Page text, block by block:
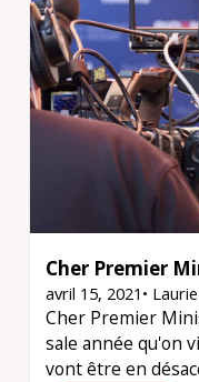
Cher Premier
avril 15, 2021 •
Cher Premier
sale année qu'on
vont être en